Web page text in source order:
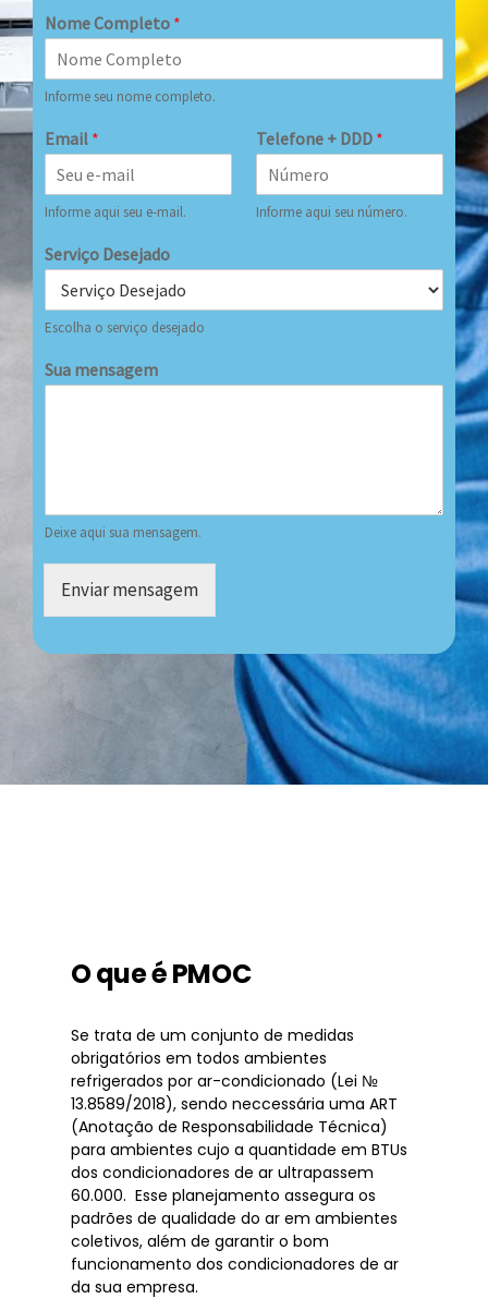
Nome Completo *
Informe seu nome completo.
Email *
Informe aqui seu e-mail.
Telefone + DDD *
Informe aqui seu número.
Serviço Desejado
Escolha o serviço desejado
Sua mensagem
Deixe aqui sua mensagem.
Enviar mensagem
O que é PMOC
Se trata de um conjunto de medidas
obrigatórios em todos ambientes
refrigerados por ar-condicionado (Lei №
13.8589/2018), sendo neccessária uma ART
(Anotação de Responsabilidade Técnica)
para ambientes cujo a quantidade em BTUs
dos condicionadores de ar ultrapassem
60.000. Esse planejamento assegura os
padrões de qualidade do ar em ambientes
coletivos, além de garantir o bom
funcionamento dos condicionadores de ar
da sua empresa.